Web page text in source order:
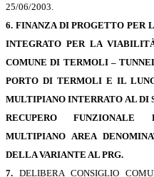
25/06/2003.
6. FINANZA DI PROGETTO PER
INTEGRATO PER LA
COMUNE DI TERMOLI –
PORTO DI TERMOLI E IL
MULTIPIANO INTERRATO AL DI
RECUPERO FUNZIONALE
MULTIPIANO AREA
DELLA VARIANTE AL PRG.
7. DELIBERA CONSIGLIO